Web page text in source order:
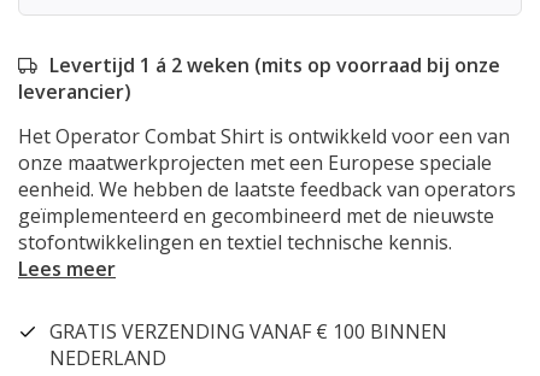
Levertijd 1 á 2 weken (mits op voorraad bij onze
leverancier)
Het Operator Combat Shirt is ontwikkeld voor een van
onze maatwerkprojecten met een Europese speciale
eenheid. We hebben de laatste feedback van operators
geïmplementeerd en gecombineerd met de nieuwste
stofontwikkelingen en textiel technische kennis.
Lees meer
GRATIS VERZENDING VANAF € 100 BINNEN
NEDERLAND